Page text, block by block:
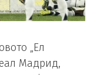
„Ел
Мадрид,